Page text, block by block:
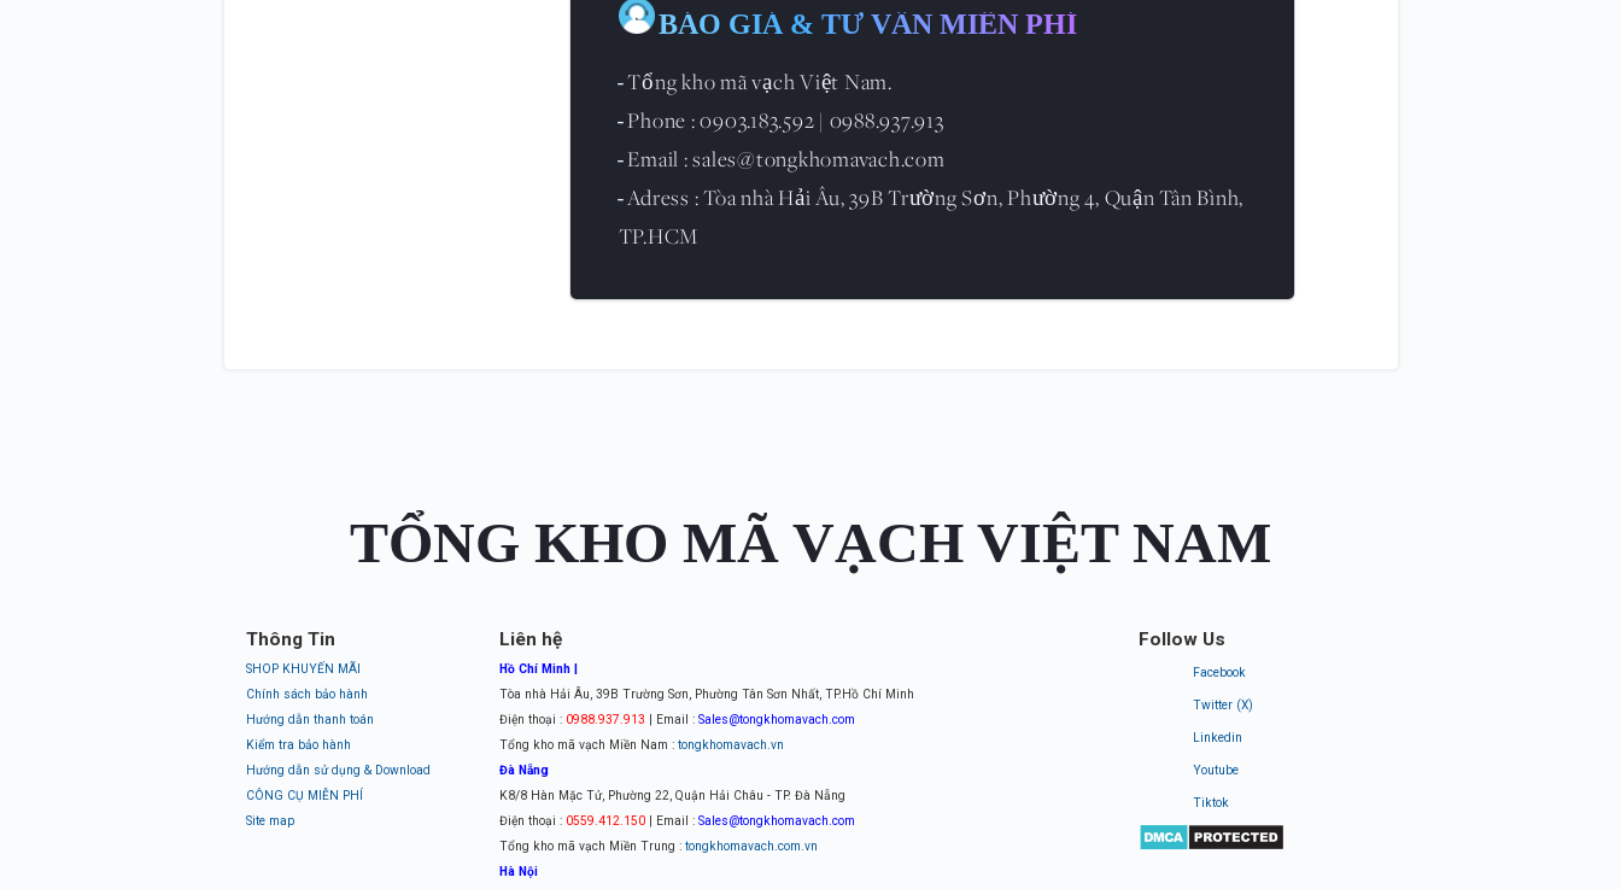
BÁO GIÁ & TƯ VẪN MIỄN PHÍ
- Tổng kho mã vạch Việt Nam.
- Phone : 0903.183.592 | 0988.937.913
- Email : sales@tongkhomavach.com
- Adress : Tòa nhà Hải Âu, 39B Trường Sơn, Phường 4, Quận Tân Bình,
TP.HCM
TỔNG KHO MÃ VẠCH VIỆT NAM
Thông Tin
SHOP KHUYẾN MÃI
Chính sách bảo hành
Hướng dẫn thanh toán
Kiểm tra bảo hành
Hướng dẫn sử dụng & Download
CÔNG CỤ MIỄN PHÍ
Site map
Liên hệ
Hồ Chí Minh |
Tòa nhà Hải Âu, 39B Trường Sơn, Phường Tân Sơn Nhất, TP.Hồ Chí Minh
Điện thoại : 0988.937.913 | Email : Sales@tongkhomavach.com
Tổng kho mã vạch Miền Nam : tongkhomavach.vn
Đà Nẵng
K8/8 Hàn Mặc Tử, Phường 22, Quận Hải Châu - TP. Đà Nẵng
Điện thoại : 0559.412.150| Email : Sales@tongkhomavach.com
Tổng kho mã vạch Miền Trung : tongkhomavach.com.vn
Hà Nội
Follow Us
Facebook
Twitter (X)
Linkedin
Youtube
Tiktok